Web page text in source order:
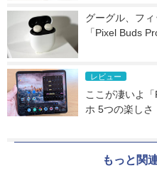
グーグル、フ
「Pixel Buds
レビュー
ここが凄いよ
ホ 5つの楽しさ
もっと関